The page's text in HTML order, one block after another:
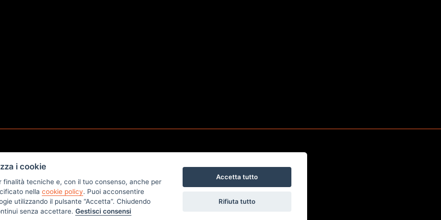
e Poletto Snc
Roda n.12 -
i cookie
finalità tecniche e, con il tuo consenso, anche per
nella cookie policy. Puoi acconsentire
utilizzando il pulsante “Accetta”. Chiudendo
senza accettare. Gestisci consensi
Accetta tutto
Rifiuta tutto